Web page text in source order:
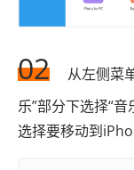
02
从左侧菜
乐”部分下选择“
选择要移动到